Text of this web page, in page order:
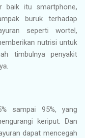
baik itu smartphone,
buruk terhadap
seperti wortel,
nutrisi untuk
timbulnya penyakit
sampai 95%, yang
keriput. Dan
dapat mencegah